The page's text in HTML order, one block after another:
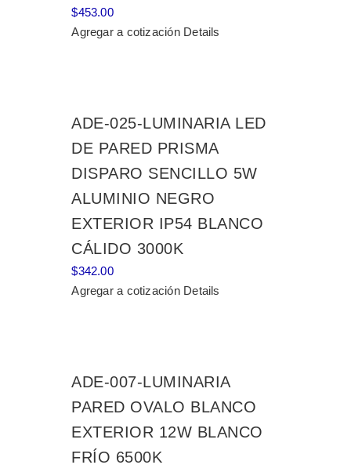
$453.00
Agregar a cotización Details
ADE-025-LUMINARIA LED
DE PARED PRISMA
DISPARO SENCILLO 5W
ALUMINIO NEGRO
EXTERIOR IP54 BLANCO
CÁLIDO 3000K
$342.00
Agregar a cotización Details
ADE-007-LUMINARIA
PARED OVALO BLANCO
EXTERIOR 12W BLANCO
FRÍO 6500K